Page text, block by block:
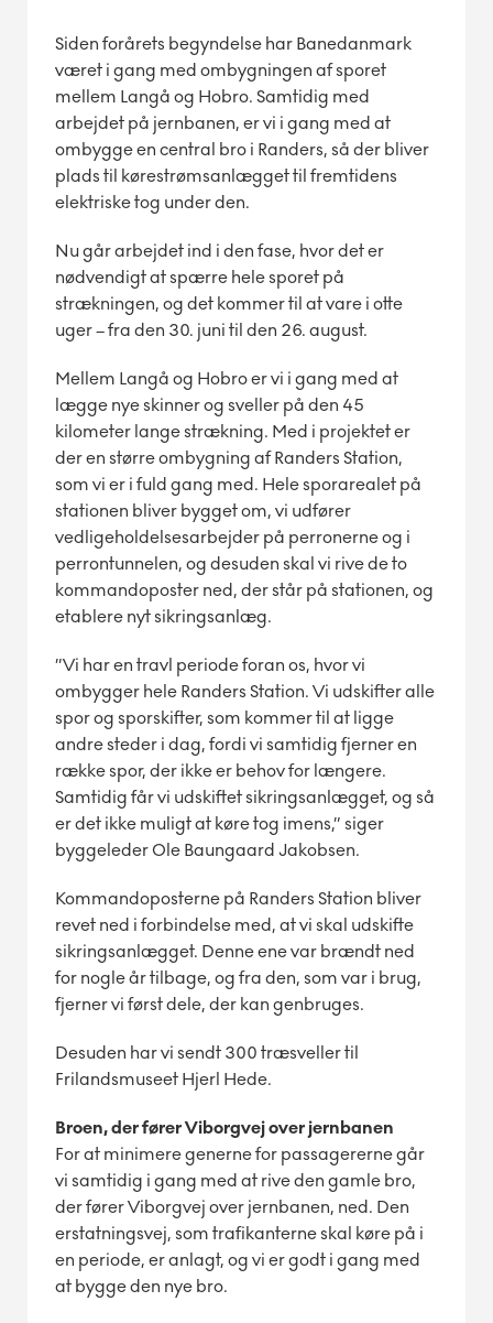
Siden forårets begyndelse har Banedanmark
været i gang med ombygningen af sporet
mellem Langå og Hobro. Samtidig med
arbejdet på jernbanen, er vi i gang med at
ombygge en central bro i Randers, så der bliver
plads til kørestrømsanlægget til fremtidens
elektriske tog under den.
Nu går arbejdet ind i den fase, hvor det er
nødvendigt at spærre hele sporet på
strækningen, og det kommer til at vare i otte
uger – fra den 30. juni til den 26. august.
Mellem Langå og Hobro er vi i gang med at
lægge nye skinner og sveller på den 45
kilometer lange strækning. Med i projektet er
der en større ombygning af Randers Station,
som vi er i fuld gang med. Hele sporarealet på
stationen bliver bygget om, vi udfører
vedligeholdelsesarbejder på perronerne og i
perrontunnelen, og desuden skal vi rive de to
kommandoposter ned, der står på stationen, og
etablere nyt sikringsanlæg.
”Vi har en travl periode foran os, hvor vi
ombygger hele Randers Station. Vi udskifter alle
spor og sporskifter, som kommer til at ligge
andre steder i dag, fordi vi samtidig fjerner en
række spor, der ikke er behov for længere.
Samtidig får vi udskiftet sikringsanlægget, og så
er det ikke muligt at køre tog imens,” siger
byggeleder Ole Baungaard Jakobsen.
Kommandoposterne på Randers Station bliver
revet ned i forbindelse med, at vi skal udskifte
sikringsanlægget. Denne ene var brændt ned
for nogle år tilbage, og fra den, som var i brug,
fjerner vi først dele, der kan genbruges.
Desuden har vi sendt 300 træsveller til
Frilandsmuseet Hjerl Hede.
Broen, der fører Viborgvej over jernbanen
For at minimere generne for passagererne går
vi samtidig i gang med at rive den gamle bro,
der fører Viborgvej over jernbanen, ned. Den
erstatningsvej, som trafikanterne skal køre på i
en periode, er anlagt, og vi er godt i gang med
at bygge den nye bro.